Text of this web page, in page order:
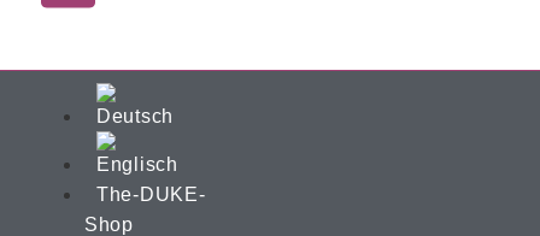
The-DUKE-
Shop